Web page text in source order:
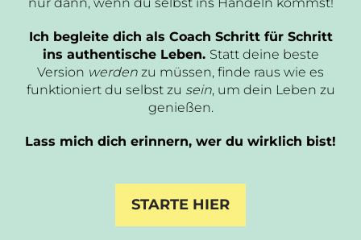
Ich begleite dich als Coach Schritt für Schritt
ins authentische Leben. Statt deine beste
Version werden zu müssen, finde raus wie es
funktioniert du selbst zu sein, um dein Leben zu
genießen.
Lass mich dich erinnern, wer du wirklich bist!
STARTE HIER